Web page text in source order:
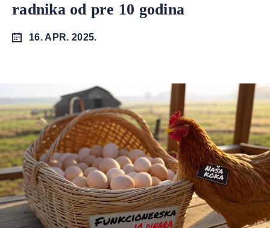
radnika od pre 10 godina
16. APR. 2025.